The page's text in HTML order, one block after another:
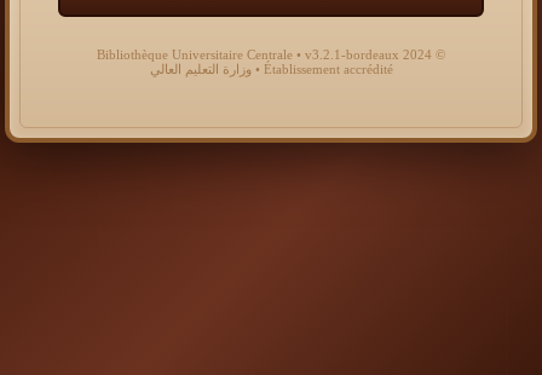
© 2024 Bibliothèque Universitaire Centrale • v3.2.1-bordeaux
Établissement accrédité • وزارة التعليم العالي